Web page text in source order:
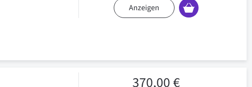
Anzeigen
370,00 €